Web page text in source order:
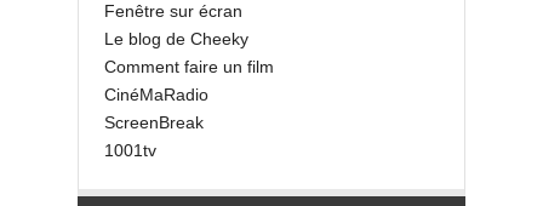
Fenêtre sur écran
Le blog de Cheeky
Comment faire un film
CinéMaRadio
ScreenBreak
1001tv